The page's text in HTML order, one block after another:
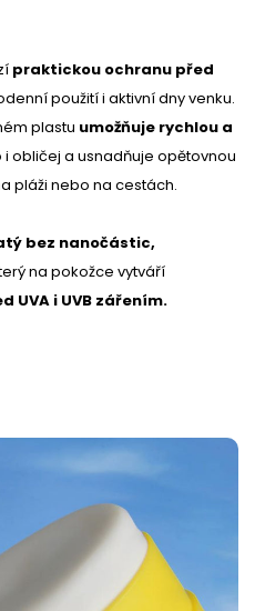
praktickou ochranu před
použití i aktivní dny venku.
plastu umožňuje rychlou a
i obličej a usnadňuje opětovnou
pláži nebo na cestách.
bez nanočástic,
na pokožce vytváří
UVA i UVB zářením.